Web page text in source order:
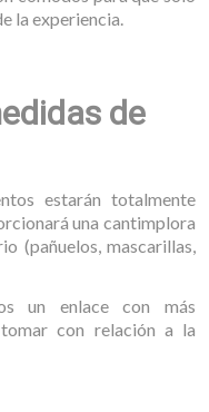
la experiencia.
de
estarán totalmente
una cantimplora
(pañuelos, mascarillas,
un enlace con más
con relación a la